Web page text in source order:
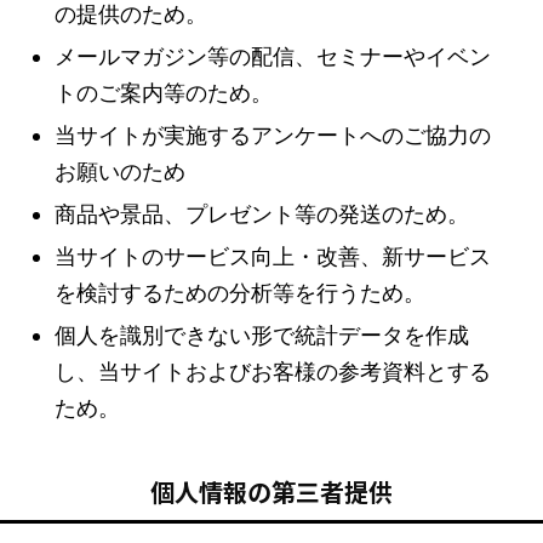
の提供のため。
メールマガジン等の配信、セミナーやイベン
トのご案内等のため。
当サイトが実施するアンケートへのご協力の
お願いのため
商品や景品、プレゼント等の発送のため。
当サイトのサービス向上・改善、新サービス
を検討するための分析等を行うため。
個人を識別できない形で統計データを作成
し、当サイトおよびお客様の参考資料とする
ため。
個人情報の第三者提供